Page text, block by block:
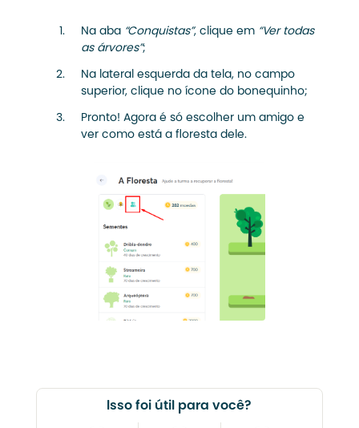
Na aba “Conquistas”, clique em “Ver todas
as árvores”;
Na lateral esquerda da tela, no campo
superior, clique no ícone do bonequinho;
Pronto! Agora é só escolher um amigo e
ver como está a floresta dele.
Isso foi útil para você?